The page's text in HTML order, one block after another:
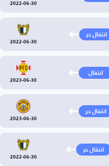
2022-06-30
انتقال حر
2022-06-30
انتقال
2023-06-30
انتقال حر
2023-06-30
انتقال حر
2022-06-30